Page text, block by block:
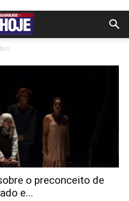
o preconceito de
e...